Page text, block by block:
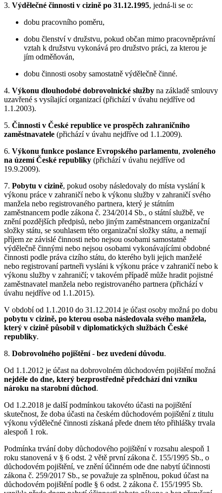
3. Výdělečné činnosti v cizině po 31.12.1995, jedná-li se o:
dobu pracovního poměru,
dobu členství v družstvu, pokud občan mimo pracovněprávní
vztah k družstvu vykonává pro družstvo práci, za kterou je
jím odměňován,
dobu činnosti osoby samostatně výdělečně činné.
4. Výkonu dlouhodobé dobrovolnické služby na základě smlouvy
uzavřené s vysílající organizací (přichází v úvahu nejdříve od
1.1.2003).
5. Činnosti v České republice ve prospěch zahraničního
zaměstnavatele (přichází v úvahu nejdříve od 1.1.2009).
6. Výkonu funkce poslance Evropského parlamentu, zvoleného
na území České republiky (přichází v úvahu nejdříve od
19.9.2009).
7. Pobytu v cizině, pokud osoby následovaly do místa vyslání k
výkonu práce v zahraničí nebo k výkonu služby v zahraničí svého
manžela nebo registrovaného partnera, který je státním
zaměstnancem podle zákona č. 234/2014 Sb., o státní službě, ve
znění pozdějších předpisů, nebo jiným zaměstnancem organizační
složky státu, se souhlasem této organizační složky státu, a nemají
příjem ze závislé činnosti nebo nejsou osobami samostatně
výdělečně činnými nebo nejsou osobami vykonávajícími obdobné
činnosti podle práva cizího státu, do kterého byli jejich manželé
nebo registrovaní partneři vysláni k výkonu práce v zahraničí nebo k
výkonu služby v zahraničí; v takovém případě může hradit pojistné
zaměstnavatel manžela nebo registrovaného partnera (přichází v
úvahu nejdříve od 1.1.2015).
V období od 1.1.2010 do 31.12.2014 je účast osoby možná po dobu
pobytu v cizině, po kterou osoba následovala svého manžela,
který v cizině působil v diplomatických službách České
republiky.
8. Dobrovolného pojištění- bez uvedení důvodu.
Od 1.1.2012 je účast na dobrovolném důchodovém pojištění možná
nejdéle do dne, který bezprostředně předchází dni vzniku
nároku na starobní důchod.
Od 1.2.2018 je další podmínkou takovéto účasti na pojištění
skutečnost, že doba účasti na českém důchodovém pojištění z titulu
výkonu výdělečné činnosti získaná přede dnem této přihlášky trvala
alespoň 1 rok.
Podmínka trvání doby důchodového pojištění v rozsahu alespoň 1
roku stanovená v § 6 odst. 2 větě první zákona č. 155/1995 Sb., o
důchodovém pojištění, ve znění účinném ode dne nabytí účinnosti
zákona č. 259/2017 Sb., se považuje za splněnou, pokud účast na
důchodovém pojištění podle § 6 odst. 2 zákona č. 155/1995 Sb.